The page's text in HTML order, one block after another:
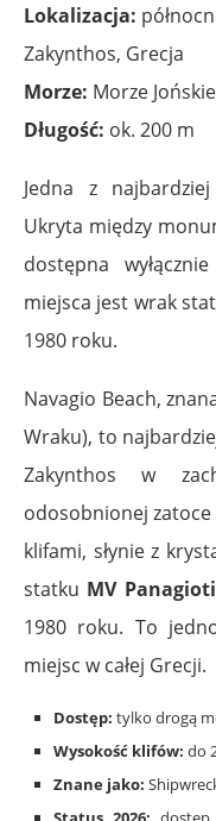
Lokalizacja:
Zakynthos, Grecja
Morze: Morze Jońskie
Długość: ok. 200 m
Jedna z
Ukryta między
dostępna
miejsca jest wrak
1980 roku.
Navagio Beach,
Wraku), to
Zakynthos w
odosobnionej
klifami, słynie z
statku MV
1980 roku. To
miejsc w całej Grecji.
Dostęp: tylko drogą
Wysokość klifów: do
Znane jako: